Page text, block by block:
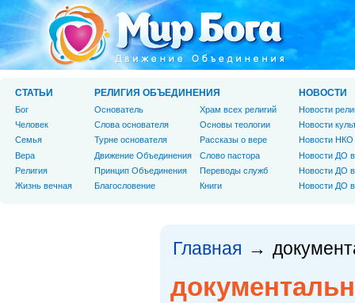
Главная →
СТАТЬИ
Бог
Человек
Cемья
Вера
Религия
Жизнь вечная
РЕЛИГИЯ ОБЪЕДИНЕНИЯ
Основатель
Слова основателя
Турне основателя
Движение Объединения
Принцип Объединения
Благословение
Храм всех религий
Основы теологии
Рассказы о вере
Слово пастора
Переводы служб
Книги
НОВОСТИ
Новости
Новости
Новости НКО
Новости ДО
Новости ДО
Новости ДО